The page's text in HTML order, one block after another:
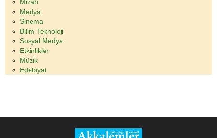
Mizah
Medya
Sinema
Bilim-Teknoloji
Sosyal Medya
Etkinlikler
Müzik
Edebiyat